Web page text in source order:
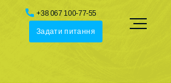
+38 067 100-77-55
Задати питання